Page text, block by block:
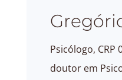
Psicólogo, CRP
doutor em